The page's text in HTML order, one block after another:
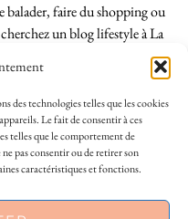
its services
des technologies telles que les cookies
Le fait de consentir à ces
telles que le comportement de
pas consentir ou de retirer son
caractéristiques et fonctions.
balader, faire du shopping ou
un blog lifestyle à La
êtes au bon endroit. Que vous
belle ville, j’espère que mes
comme un·e vrai·e
!